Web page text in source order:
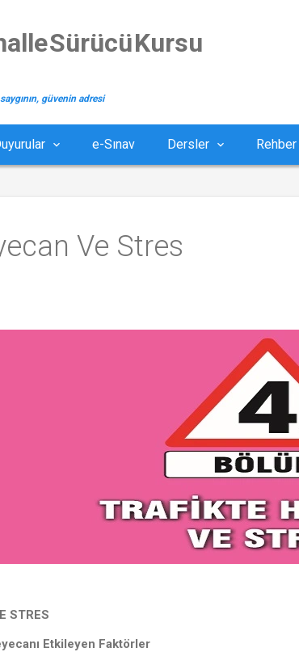
Sürücü Kursu
güvenin adresi
e-Sınav Dersler Rehber
Ve Stres
STRES
Etkileyen Faktörler